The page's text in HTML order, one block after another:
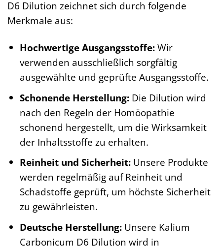
D6 Dilution zeichnet sich durch folgende
Merkmale aus:
Hochwertige Ausgangsstoffe:Wir
verwenden ausschließlich sorgfältig
ausgewählte und geprüfte Ausgangsstoffe.
Schonende Herstellung:Die Dilution wird
nach den Regeln der Homöopathie
schonend hergestellt, um die Wirksamkeit
der Inhaltsstoffe zu erhalten.
Reinheit und Sicherheit:Unsere Produkte
werden regelmäßig auf Reinheit und
Schadstoffe geprüft, um höchste Sicherheit
zu gewährleisten.
Deutsche Herstellung:Unsere Kalium
Carbonicum D6 Dilution wird in